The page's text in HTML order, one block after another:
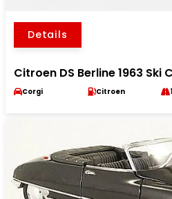
Details
Citroen DS Berline 1963 Ski
Corgi Citroen